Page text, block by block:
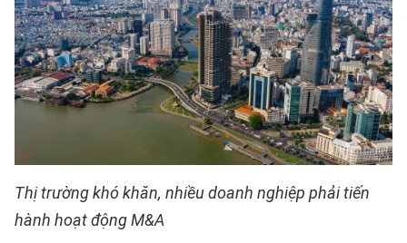
Thị trường khó khăn, nhiều doanh nghiệp phải tiến
hành hoạt động M&A